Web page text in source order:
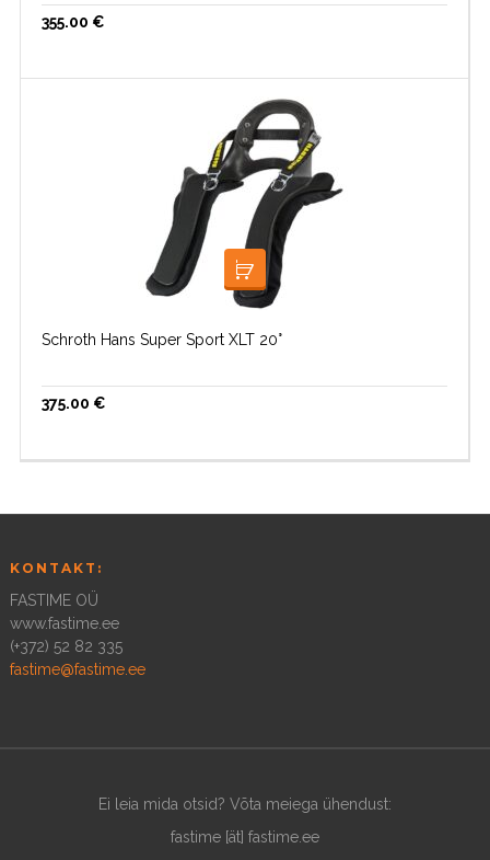
355.00 €
VALI
Schroth Hans Super Sport XLT 20°
375.00 €
KONTAKT:
FASTIME OÜ
www.fastime.ee
(+372) 52 82 335
fastime@fastime.ee
Ei leia mida otsid? Võta meiega ühendust:
fastime [ät] fastime.ee